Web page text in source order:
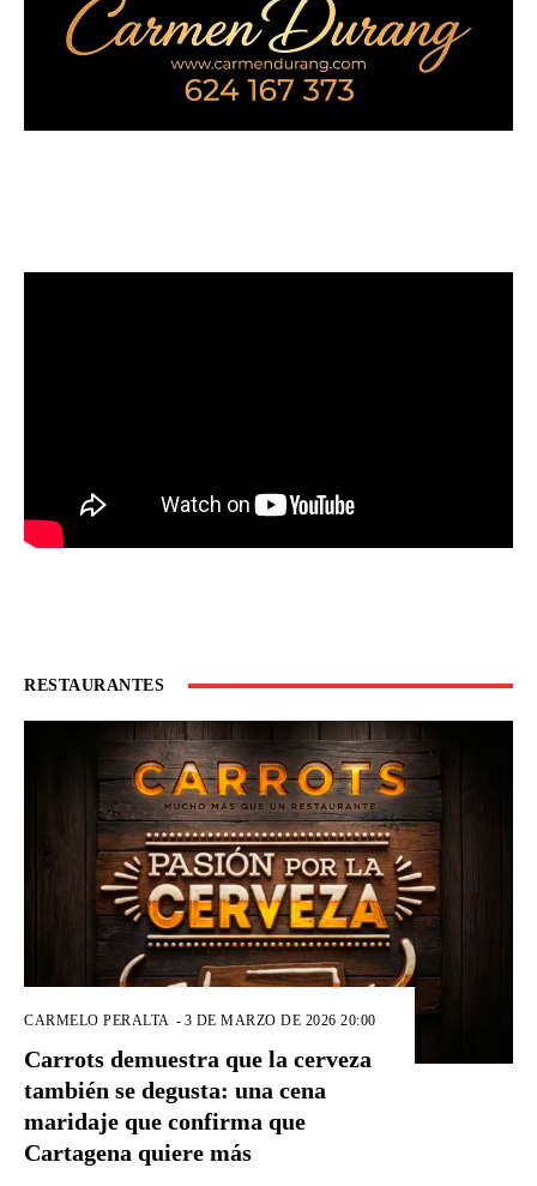
RESTAURANTES
CARMELO PERALTA - 3 DE MARZO DE 2026 20:00
Carrots demuestra que la cerveza
también se degusta: una cena
maridaje que confirma que
Cartagena quiere más